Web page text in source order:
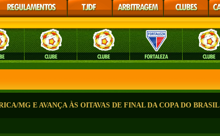
MG E AVANÇA ÀS OITAVAS DE FINAL DA COPA DO BRASIL